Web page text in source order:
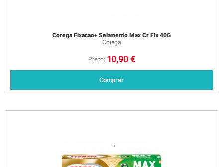
Corega Fixacao+ Selamento Max Cr Fix 40G
Corega
Preço: 10,90 €
Comprar